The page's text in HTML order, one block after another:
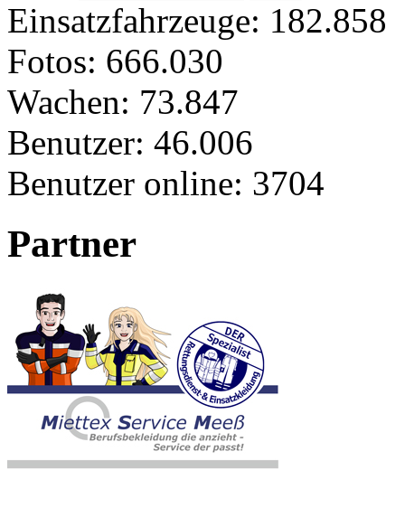
Einsatzfahrzeuge: 182.858
Fotos: 666.030
Wachen: 73.847
Benutzer: 46.006
Benutzer online: 3704
Partner